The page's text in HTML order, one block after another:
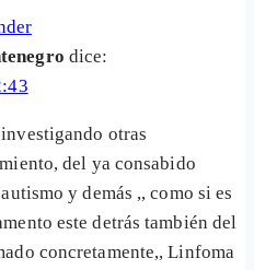
dice:
otras
del ya consabido
y demás ,, como si es
este detrás también del
concretamente,, Linfoma